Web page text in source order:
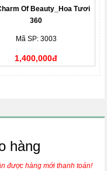
Of Beauty_Hoa Tươi
360
Mã SP: 3003
1,400,000đ
hàng
được hàng mới thanh toán!